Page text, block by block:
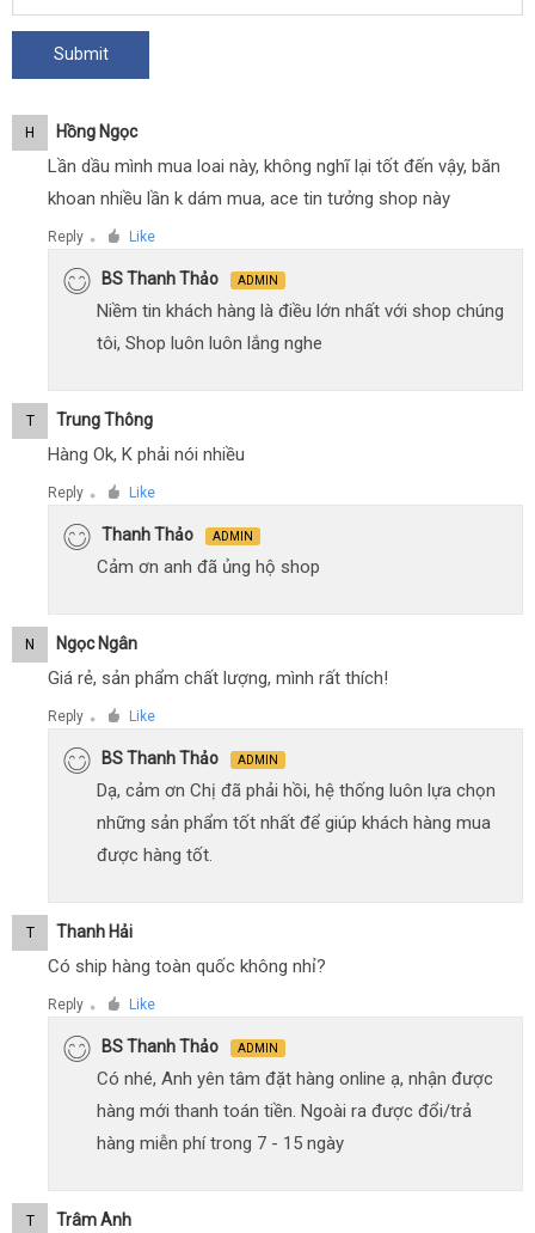
H Hồng Ngọc
Lần dầu mình mua loai này, không nghĩ lại tốt đến vậy, băn
khoan nhiều lần k dám mua, ace tin tưởng shop này
Reply ● Like
BS Thanh Thảo ADMIN
Niềm tin khách hàng là điều lớn nhất với shop chúng
tôi, Shop luôn luôn lắng nghe
T Trung Thông
Hàng Ok, K phải nói nhiều
Reply ● Like
Thanh Thảo ADMIN
Cảm ơn anh đã ủng hộ shop
N Ngọc Ngân
Giá rẻ, sản phẩm chất lượng, mình rất thích!
Reply ● Like
BS Thanh Thảo ADMIN
Dạ, cảm ơn Chị đã phải hồi, hệ thống luôn lựa chọn
những sản phẩm tốt nhất để giúp khách hàng mua
được hàng tốt.
T Thanh Hải
Có ship hàng toàn quốc không nhỉ?
Reply ● Like
BS Thanh Thảo ADMIN
Có nhé, Anh yên tâm đặt hàng online ạ, nhận được
hàng mới thanh toán tiền. Ngoài ra được đổi/trả
hàng miễn phí trong 7 - 15 ngày
T Trâm Anh